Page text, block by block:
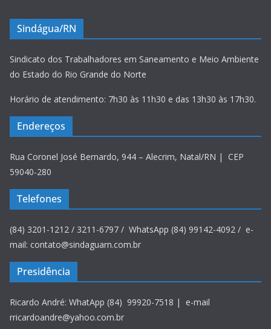
Sindágua/RN
Sindicato dos Trabalhadores em Saneamento e Meio Ambiente
do Estado do Rio Grande do Norte
Horário de atendimento: 7h30 às 11h30 e das 13h30 às 17h30.
Endereços
Rua Coronel José Bernardo, 944 – Alecrim, Natal/RN | CEP
59040-280
Telefones
(84) 3201-1212 / 3211-6797 / WhatsApp (84) 99142-4092 / e-
mail: contato@sindaguarn.com.br
Presidência
Ricardo André: WhatApp (84) 99920-7518 | e-mail
rricardoandre@yahoo.com.br